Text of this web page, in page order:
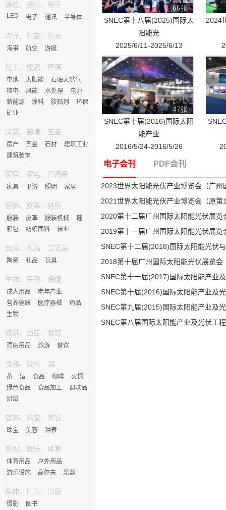
通信、通讯、电子
LED 电子 通讯 半导体
海洋、航空、航天
海事 航空 游艇
化工、能源、环保
电池 太阳能
石油天然气
核电
风能 水处理
电力
新能源
涂料 胶粘剂
环保
矿业
建筑、装潢、五金
房产 五金 石材
建筑工业
建筑装饰
家居、家电、日用品
家具 卫浴 照明 家居
服饰、皮革、纺织
服装 皮革 服装机械
鞋
箱包
纺织面料 袜业
玩具、礼品、工艺品
陶瓷 礼品 玩具
生物、医药、保健
成人用品
老年产业
营养健康
医疗器械
药品
生物
旅游、酒店、餐饮
酒店用品 旅游 餐饮
食品、饮料、酒
茶 酒 食品 咖啡
火锅
绿色食品
食品加工
调味品
烘焙
首饰、珠宝、美容
珠宝 美容 钟表
影视、娱乐、体育
体育用品
户外用品
游乐设施
高尔夫 乐器
媒体、广告、出版
摄影 图书
65张
SNEC第十八届(2025)国际太
阳能光
2025/6/11-2025/6/13
2024
47张
SNEC第十届(2016)国际太阳
能产业
2016/5/24-2016/5/26
电子会刊 PDF会刊
2023世界太阳能光伏产业博览会（广州
2021世界太阳能光伏产业博览会（原
2020第十二届广州国际太阳能光伏展览
2019第十一届广州国际太阳能光伏展览
SNEC第十二届(2018)国际太阳能光伏
2018第十届广州国际太阳能光伏展览会
SNEC第十一届(2017)国际太阳能产业
SNEC第十届(2016)国际太阳能产业及
SNEC第九届(2015)国际太阳能产业及
SNEC第八届国际太阳能产业及光伏工